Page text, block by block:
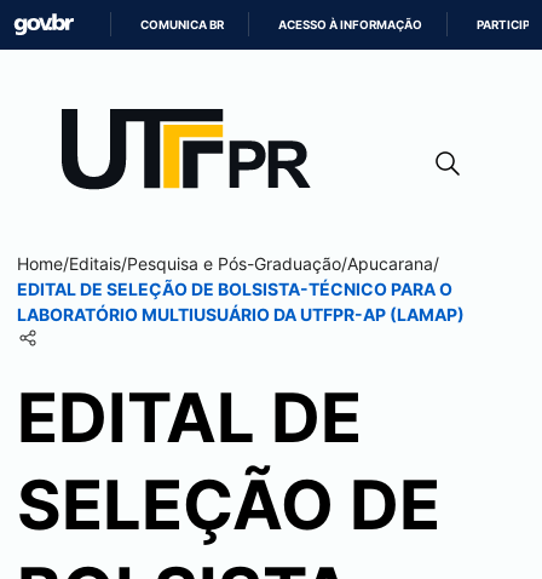
CONTEÚDO
COMUNICA BR ACESSO À INFORMAÇÃO PARTICIPE
Home/Editais/Pesquisa e Pós-Graduação/Apucarana/
EDITAL DE SELEÇÃO DE BOLSISTA-TÉCNICO PARA O
LABORATÓRIO MULTIUSUÁRIO DA UTFPR-AP (LAMAP)
EDITAL DE
SELEÇÃO DE